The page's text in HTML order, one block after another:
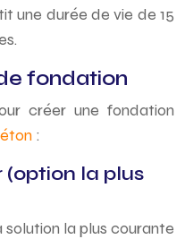
une durée de vie de 15
fondation
créer une fondation
:
la plus
la plus courante